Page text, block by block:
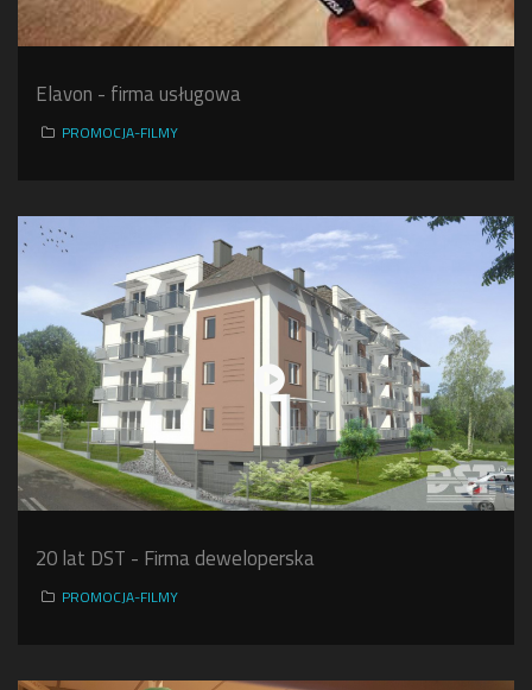
Elavon - firma usługowa
PROMOCJA-FILMY
20 lat DST - Firma deweloperska
PROMOCJA-FILMY